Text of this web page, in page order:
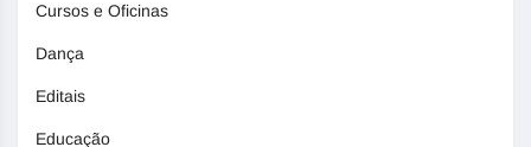
Cursos e Oficinas
Dança
Editais
Educação